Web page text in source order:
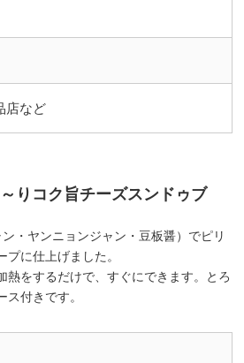
店など
りコク旨チーズスンドゥブ
・ヤンニョンジャン・豆板醤）でピリ
プに仕上げました。
熱をするだけで、すぐにできます。とろ
ス付きです。